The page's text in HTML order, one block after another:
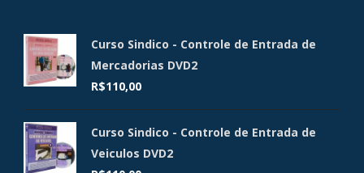
Curso Sindico - Controle de Entrada de
Mercadorias DVD2
R$110,00
Curso Sindico - Controle de Entrada de
Veiculos DVD2